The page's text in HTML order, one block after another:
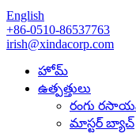
English
+86-0510-86537763
irish@xindacorp.com
హోమ్
ఉత్పత్తులు
రంగు
మాస్టర్ బ్యాచ్